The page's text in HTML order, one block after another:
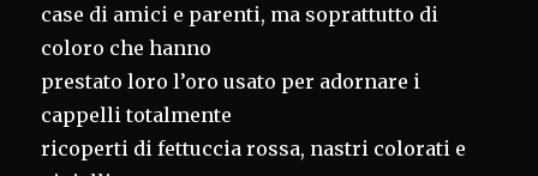
case di amici e parenti, ma soprattutto di
coloro che hanno
prestato loro l’oro usato per adornare i
cappelli totalmente
ricoperti di fettuccia rossa, nastri colorati e